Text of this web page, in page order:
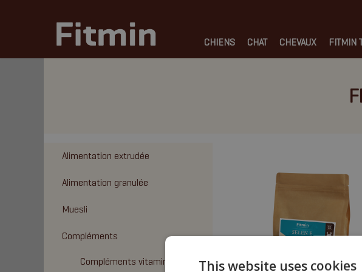
CHIENS CHAT CHEVAUX FITMIN
Alimentation extrudée
Alimentation granulée
Muesli
Compléments
Compléments vitaminiques
This website uses cookies